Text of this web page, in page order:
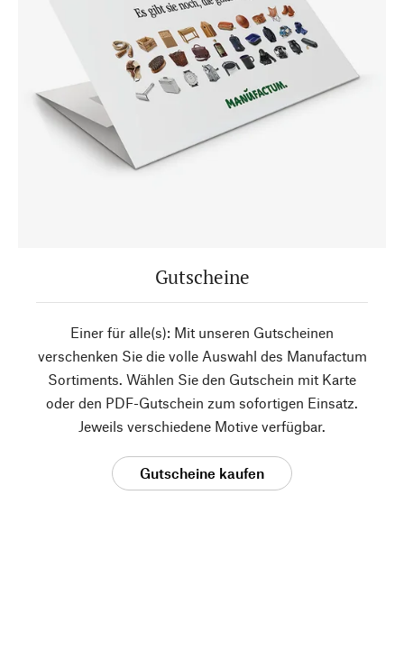
Gutscheine
Einer für alle(s): Mit unseren Gutscheinen
verschenken Sie die volle Auswahl des Manufactum
Sortiments. Wählen Sie den Gutschein mit Karte
oder den PDF-Gutschein zum sofortigen Einsatz.
Jeweils verschiedene Motive verfügbar.
Gutscheine kaufen